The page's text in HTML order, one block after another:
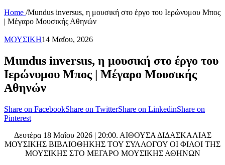
Home /Mundus inversus, η μουσική στο έργο του Ιερώνυμου Μπος
| Μέγαρο Μουσικής Αθηνών
ΜΟΥΣΙΚΗ14 Μαΐου, 2026
Mundus inversus, η μουσική στο έργο του
Ιερώνυμου Μπος | Μέγαρο Μουσικής
Αθηνών
Share on FacebookShare on TwitterShare on LinkedinShare on
Pinterest
Δευτέρα 18 Μαΐου 2026 | 20:00. ΑΙΘΟΥΣΑ ΔΙΔΑΣΚΑΛΙΑΣ
ΜΟΥΣΙΚΗΣ ΒΙΒΛΙΟΘΗΚΗΣ ΤΟΥ ΣΥΛΛΟΓΟΥ ΟΙ ΦΙΛΟΙ ΤΗΣ
ΜΟΥΣΙΚΗΣ ΣΤΟ ΜΕΓΑΡΟ ΜΟΥΣΙΚΗΣ ΑΘΗΝΩΝ